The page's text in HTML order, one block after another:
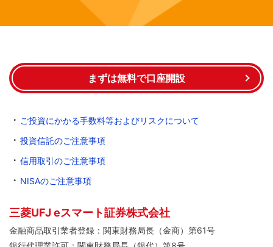
まずは無料で口座開設
ご投資にかかる手数料等およびリスクについて
投資信託のご注意事項
信用取引のご注意事項
NISAのご注意事項
三菱UFJ eスマート証券株式会社
金融商品取引業者登録：関東財務局長（金商）第61号